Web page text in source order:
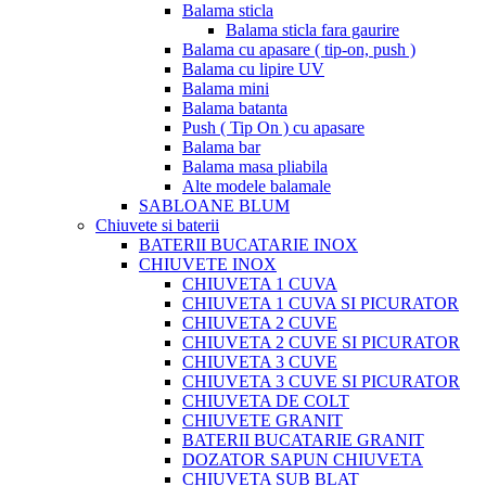
Balama sticla
Balama sticla fara gaurire
Balama cu apasare ( tip-on, push )
Balama cu lipire UV
Balama mini
Balama batanta
Push ( Tip On ) cu apasare
Balama bar
Balama masa pliabila
Alte modele balamale
SABLOANE BLUM
Chiuvete si baterii
BATERII BUCATARIE INOX
CHIUVETE INOX
CHIUVETA 1 CUVA
CHIUVETA 1 CUVA SI PICURATOR
CHIUVETA 2 CUVE
CHIUVETA 2 CUVE SI PICURATOR
CHIUVETA 3 CUVE
CHIUVETA 3 CUVE SI PICURATOR
CHIUVETA DE COLT
CHIUVETE GRANIT
BATERII BUCATARIE GRANIT
DOZATOR SAPUN CHIUVETA
CHIUVETA SUB BLAT